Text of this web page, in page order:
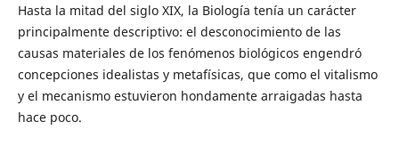
Hasta la mitad del siglo XIX, la Biología tenía un carácter
principalmente descriptivo: el desconocimiento de las
causas materiales de los fenómenos biológicos engendró
concepciones idealistas y metafísicas, que como el vitalismo
y el mecanismo estuvieron hondamente arraigadas hasta
hace poco.